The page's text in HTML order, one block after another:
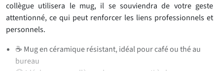
collègue utilisera le mug, il se souviendra de votre geste
attentionné, ce qui peut renforcer les liens professionnels et
personnels.
☕ Mug en céramique résistant, idéal pour café ou thé au
bureau